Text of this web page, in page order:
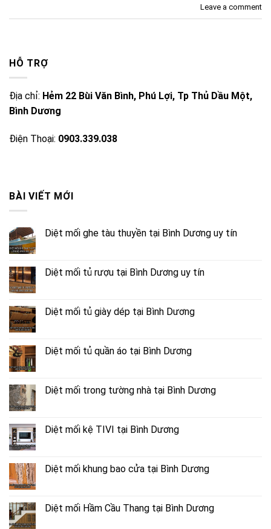
Leave a comment
HỖ TRỢ
Địa chỉ: Hẻm 22 Bùi Văn Bình, Phú Lợi, Tp Thủ Dầu Một,
Bình Dương
Điện Thoại: 0903.339.038
BÀI VIẾT MỚI
Diệt mối ghe tàu thuyền tại Bình Dương uy tín
Diệt mối tủ rượu tại Bình Dương uy tín
Diệt mối tủ giày dép tại Bình Dương
Diệt mối tủ quần áo tại Bình Dương
Diệt mối trong tường nhà tại Bình Dương
Diệt mối kệ TIVI tại Bình Dương
Diệt mối khung bao cửa tại Bình Dương
Diệt mối Hầm Cầu Thang tại Bình Dương